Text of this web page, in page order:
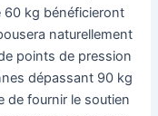
60 kg bénéficieront
naturellement
points de pression
dépassant 90 kg
de fournir le soutien